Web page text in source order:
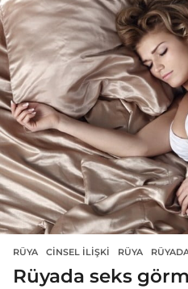
RÜYA CINSEL ILIŞKI ,RÜYA ,
Rüyada seks